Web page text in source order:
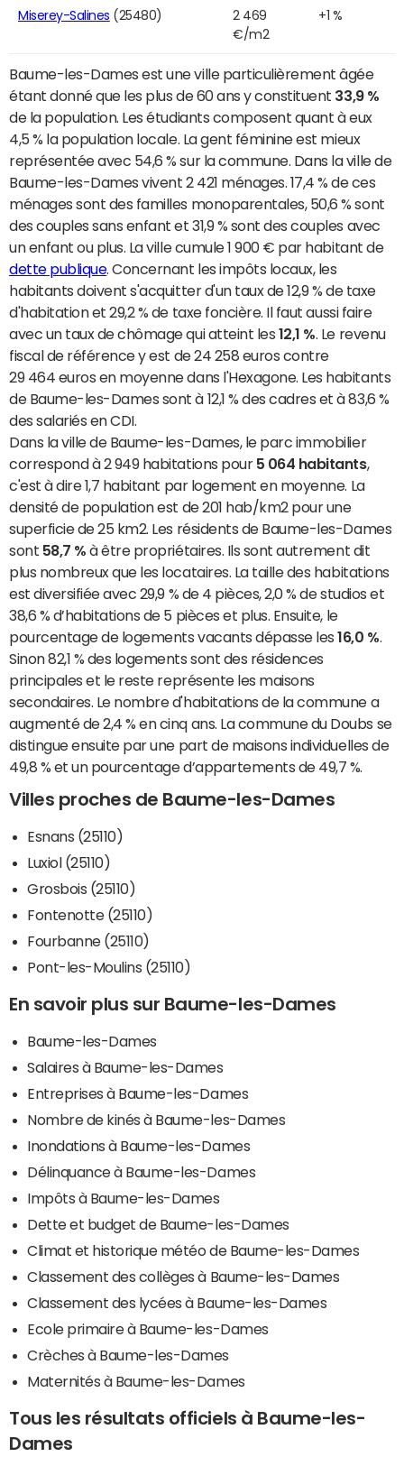
Miserey-Salines (25480)
2 469
€/m2
+1 %
Baume-les-Dames est une ville particulièrement âgée
étant donné que les plus de 60 ans y constituent 33,9 %
de la population. Les étudiants composent quant à eux
4,5 % la population locale. La gent féminine est mieux
représentée avec 54,6 % sur la commune. Dans la ville de
Baume-les-Dames vivent 2 421 ménages. 17,4 % de ces
ménages sont des familles monoparentales, 50,6 % sont
des couples sans enfant et 31,9 % sont des couples avec
un enfant ou plus. La ville cumule 1 900 € par habitant de
dette publique. Concernant les impôts locaux, les
habitants doivent s'acquitter d'un taux de 12,9 % de taxe
d'habitation et 29,2 % de taxe foncière. Il faut aussi faire
avec un taux de chômage qui atteint les 12,1 % . Le revenu
fiscal de référence y est de 24 258 euros contre
29 464 euros en moyenne dans l'Hexagone. Les habitants
de Baume-les-Dames sont à 12,1 % des cadres et à 83,6 %
des salariés en CDI.
Dans la ville de Baume-les-Dames, le parc immobilier
correspond à 2 949 habitations pour 5 064 habitants,
c'est à dire 1,7 habitant par logement en moyenne. La
densité de population est de 201 hab/km2 pour une
superficie de 25 km2. Les résidents de Baume-les-Dames
sont 58,7 % à être propriétaires. Ils sont autrement dit
plus nombreux que les locataires. La taille des habitations
est diversifiée avec 29,9 % de 4 pièces, 2,0 % de studios et
38,6 % d’habitations de 5 pièces et plus. Ensuite, le
pourcentage de logements vacants dépasse les16,0 %
Sinon 82,1 % des logements sont des résidences
principales et le reste représente les maisons
secondaires. Le nombre d'habitations de la commune a
augmenté de 2,4 % en cinq ans. La commune du Doubs se
distingue ensuite par une part de maisons individuelles de
49,8 % et un pourcentage d’appartements de 49,7 %.
Villes proches de Baume-les-Dames
Esnans (25110)
Luxiol (25110)
Grosbois (25110)
Fontenotte (25110)
Fourbanne (25110)
Pont-les-Moulins (25110)
En savoir plus sur Baume-les-Dames
Baume-les-Dames
Salaires à Baume-les-Dames
Entreprises à Baume-les-Dames
Nombre de kinés à Baume-les-Dames
Inondations à Baume-les-Dames
Délinquance à Baume-les-Dames
Impôts à Baume-les-Dames
Dette et budget de Baume-les-Dames
Climat et historique météo de Baume-les-Dames
Classement des collèges à Baume-les-Dames
Classement des lycées à Baume-les-Dames
Ecole primaire à Baume-les-Dames
Crèches à Baume-les-Dames
Maternités à Baume-les-Dames
Tous les résultats officiels à Baume-les-
Dames